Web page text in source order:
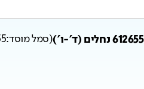
612655 נחלים (ד'-ו') (סמל מוסד: